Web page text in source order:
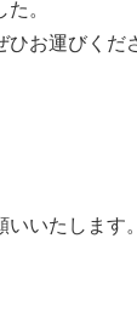
。
お運びくだ
いたします。